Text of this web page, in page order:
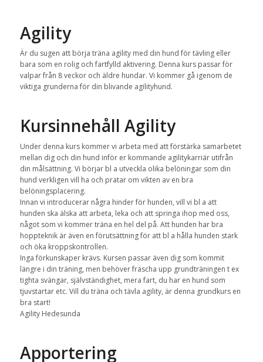
Agility
Är du sugen att börja träna agility med din hund för tävling eller
bara som en rolig och fartfylld aktivering. Denna kurs passar för
valpar från 8 veckor och äldre hundar. Vi kommer gå igenom de
viktiga grunderna för din blivande agilityhund.
Kursinnehåll Agility
Under denna kurs kommer vi arbeta med att förstärka samarbetet
mellan dig och din hund inför er kommande agilitykarriär utifrån
din målsättning. Vi börjar bl a utveckla olika belöningar som din
hund verkligen vill ha och pratar om vikten av en bra
belöningsplacering.
Innan vi introducerar några hinder för hunden, vill vi bl a att
hunden ska älska att arbeta, leka och att springa ihop med oss,
något som vi kommer träna en hel del på. Att hunden har bra
hoppteknik är även en förutsättning för att bl a hålla hunden stark
och öka kroppskontrollen.
Inga förkunskaper krävs. Kursen passar även dig som kommit
längre i din träning, men behöver fräscha upp grundträningen t ex
tighta svängar, självständighet, mera fart, du har en hund som
tjuvstartar etc. Vill du träna och tävla agility, är denna grundkurs en
bra start!
Agility Hedesunda
Apportering